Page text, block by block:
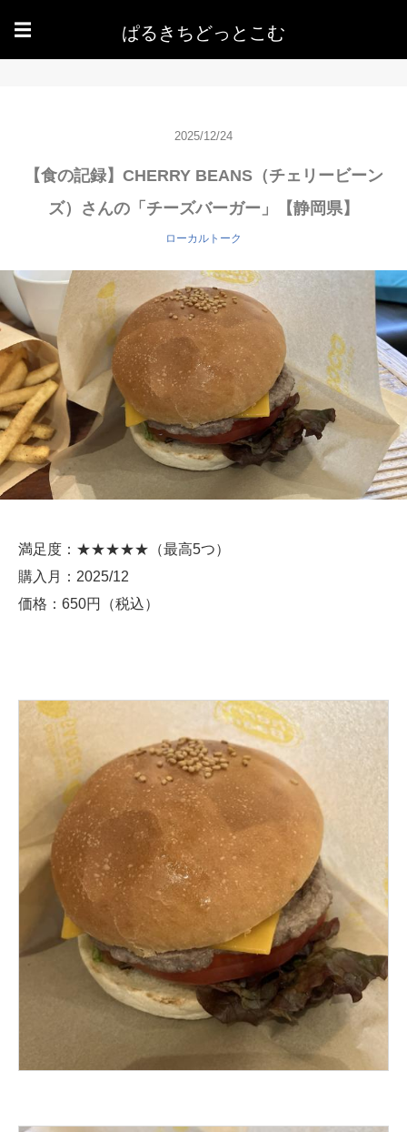
☰ ぱるきちどっとこむ
2025/12/24
【食の記録】CHERRY BEANS（チェリービーン
ズ）さんの「チーズバーガー」【静岡県】
ローカルトーク
満足度：★★★★★（最高5つ）
購入月：2025/12
価格：650円（税込）